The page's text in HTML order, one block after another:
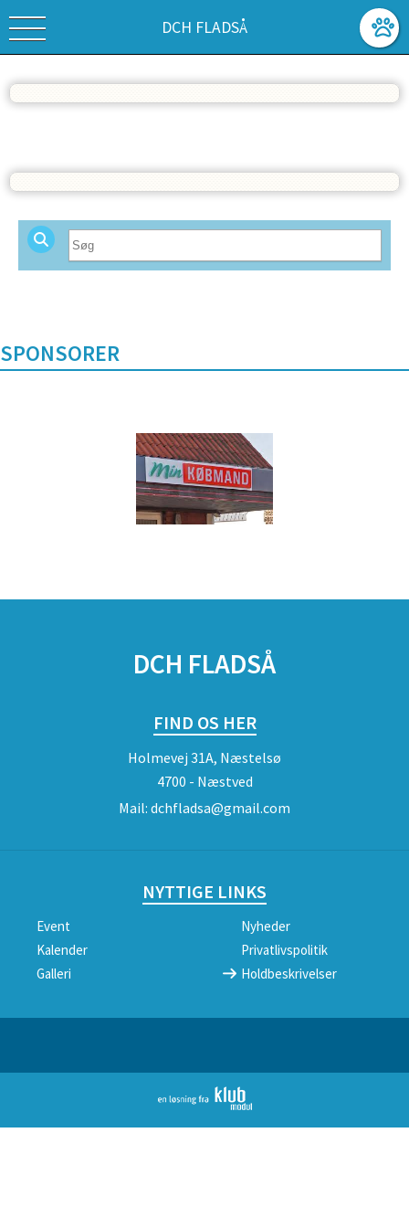
DCH FLADSÅ
SPONSORER
DCH FLADSÅ
FIND OS HER
Holmevej 31A, Næstelsø
4700 - Næstved
Mail: dchfladsa@gmail.com
NYTTIGE LINKS
Event
Nyheder
Kalender
Privatlivspolitik
Galleri
Holdbeskrivelser